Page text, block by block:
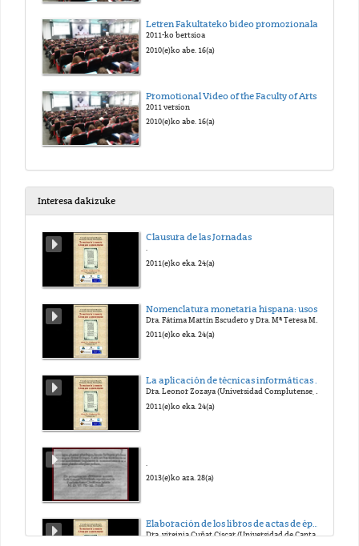
Letren Fakultateko bideo promozionala
2011-ko bertsioa
2010(e)ko abe. 16(a)
Promotional Video of the Faculty of Arts
2011 version
2010(e)ko abe. 16(a)
Interesa dakizuke
Clausura de las Jornadas
.
2011(e)ko eka. 24(a)
Dra. Fátima Martín Escudero y Dra. Mª Teresa Muñoz Serrulla (Universidad Complutense, Madrid)
2011(e)ko eka. 24(a)
La aplicación de técnicas informáticas con fines docentes para un manual de Paleografía.
Dra. Leonor Zozaya (Universidad Complutense, Madrid)
2011(e)ko eka. 24(a)
2013(e)ko aza. 28(a)
Elaboración de los libros de actas de época monderna. Los libros de acuerdos de Santander.
Dra. virginia Cuñat Císcar (Universidad de Cantabría)